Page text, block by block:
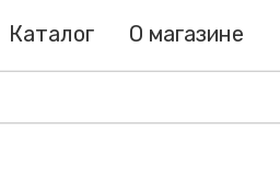
Каталог О магазине